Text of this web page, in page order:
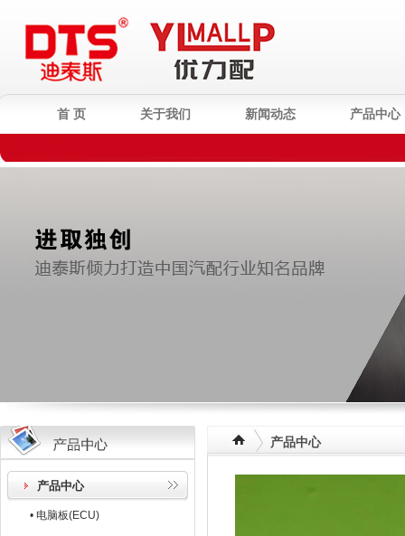
首 页 关于我们 新闻动态 产品中心
产品中心
• 电脑板(ECU)
产品中心